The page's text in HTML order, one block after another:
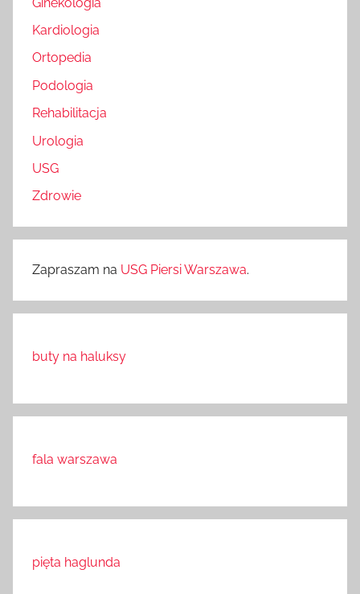
Kardiologia
Ortopedia
Podologia
Rehabilitacja
Urologia
USG
Zdrowie
Zapraszam na USG Piersi Warszawa.
buty na haluksy
fala warszawa
pięta haglunda